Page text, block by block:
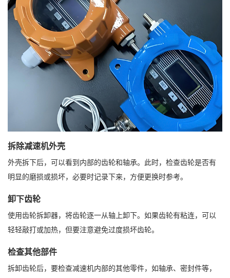
拆除减速机外壳
外壳拆下后，可以看到内部的齿轮和轴承。此时，检查齿轮是否有
明显的磨损或损坏，必要时记录下来，方便更换时参考。
卸下齿轮
使用齿轮拆卸器，将齿轮逐一从轴上卸下。如果齿轮有粘连，可以
轻轻敲打或加热，但要注意避免过度损坏齿轮。
检查其他部件
拆卸齿轮后，要检查减速机内部的其他零件，如轴承、密封件等，